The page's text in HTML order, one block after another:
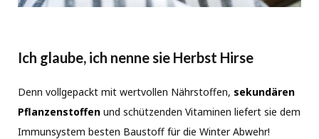
Ich glaube, ich nenne sie Herbst Hirse
Denn vollgepackt mit wertvollen Nährstoffen, sekundären
Pflanzenstoffen und schützenden Vitaminen liefert sie dem
Immunsystem besten Baustoff für die Winter Abwehr!